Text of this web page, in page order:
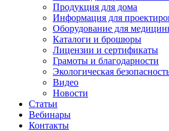
Продукция для дома
Информация для
Оборудование для
Каталоги и брошюры
Лицензии и сертификаты
Грамоты и благодарности
Экологическая
Видео
Новости
Статьи
Вебинары
Контакты